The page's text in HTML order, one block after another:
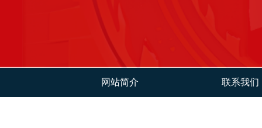
网站简介 联系我们